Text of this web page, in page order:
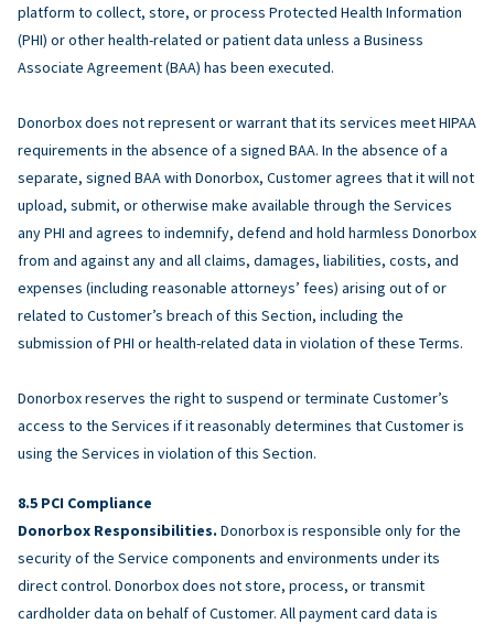
platform to collect, store, or process Protected Health Information
(PHI) or other health-related or patient data unless a Business
Associate Agreement (BAA) has been executed.
Donorbox does not represent or warrant that its services meet HIPAA
requirements in the absence of a signed BAA. In the absence of a
separate, signed BAA with Donorbox, Customer agrees that it will not
upload, submit, or otherwise make available through the Services
any PHI and agrees to indemnify, defend and hold harmless Donorbox
from and against any and all claims, damages, liabilities, costs, and
expenses (including reasonable attorneys’ fees) arising out of or
related to Customer’s breach of this Section, including the
submission of PHI or health-related data in violation of these Terms.
Donorbox reserves the right to suspend or terminate Customer’s
access to the Services if it reasonably determines that Customer is
using the Services in violation of this Section.
PCI Compliance
Donorbox Responsibilities. Donorbox is responsible only for the
security of the Service components and environments under its
direct control. Donorbox does not store, process, or transmit
cardholder data on behalf of Customer. All payment card data is